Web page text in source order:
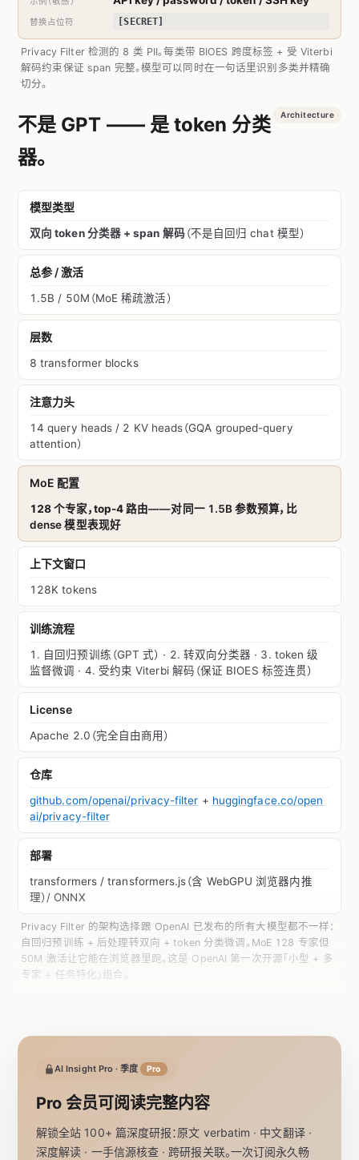
[SECRET]
Privacy Filter 检测的 8 类 PII。每类带 BIOES 跨度标签 + 受 Viterbi
解码约束保证 span 完整。模型可以同时在一句话里识别多类并精确
切分。
Architecture
不是 GPT —— 是 token 分类
器。
模型类型
双向 token 分类器 + span 解码（不是自回归 chat 模型）
总参 / 激活
1.5B / 50M（MoE 稀疏激活）
层数
8 transformer blocks
注意力头
14 query heads / 2 KV heads（GQA grouped-query
attention）
MoE 配置
128 个专家，top-4 路由——对同一 1.5B 参数预算，比
dense 模型表现好
上下文窗口
128K tokens
训练流程
1. 自回归预训练（GPT 式） · 2. 转双向分类器 · 3. token 级
监督微调 · 4. 受约束 Viterbi 解码（保证 BIOES 标签连贯）
License
Apache 2.0（完全自由商用）
仓库
github.com/openai/privacy-filter + huggingface.co/open
ai/privacy-filter
部署
transformers / transformers.js（含 WebGPU 浏览器内推
理）/ ONNX
Privacy Filter 的架构选择跟 OpenAI 已发布的所有大模型都不一样：
自回归预训练 + 后处理转双向 + token 分类微调。MoE 128 专家但
50M 激活让它能在浏览器里跑。这是 OpenAI 第一次开源「小型 + 多
专家 + 任务特化」组合。
AI Insight Pro · 季度 Pro
Pro 会员可阅读完整内容
解锁全站 100+ 篇深度研报：原文 verbatim · 中文翻译 ·
深度解读 · 一手信源核查 · 跨研报关联。一次订阅永久畅